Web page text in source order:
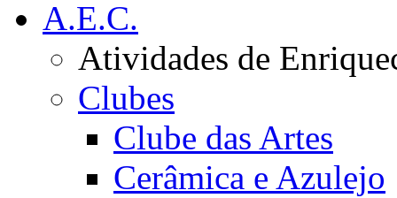
A.E.C.
Atividades de
Clubes
Clube das Artes
Cerâmica e Azulejo